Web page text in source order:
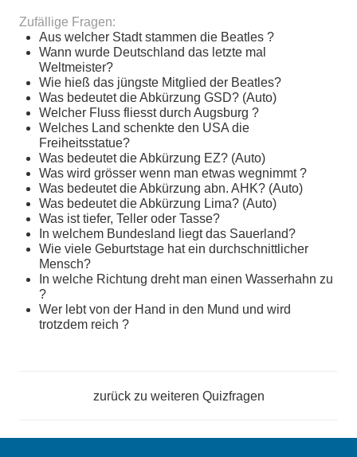
Zufällige Fragen:
Aus welcher Stadt stammen die Beatles ?
Wann wurde Deutschland das letzte mal
Weltmeister?
Wie hieß das jüngste Mitglied der Beatles?
Was bedeutet die Abkürzung GSD? (Auto)
Welcher Fluss fliesst durch Augsburg ?
Welches Land schenkte den USA die
Freiheitsstatue?
Was bedeutet die Abkürzung EZ? (Auto)
Was wird grösser wenn man etwas wegnimmt ?
Was bedeutet die Abkürzung abn. AHK? (Auto)
Was bedeutet die Abkürzung Lima? (Auto)
Was ist tiefer, Teller oder Tasse?
In welchem Bundesland liegt das Sauerland?
Wie viele Geburtstage hat ein durchschnittlicher
Mensch?
In welche Richtung dreht man einen Wasserhahn zu
?
Wer lebt von der Hand in den Mund und wird
trotzdem reich ?
zurück zu weiteren Quizfragen